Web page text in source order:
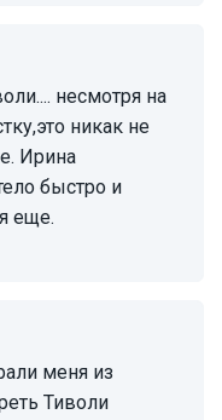
никак не
Ирина
быстро и
еще.
Тиволи